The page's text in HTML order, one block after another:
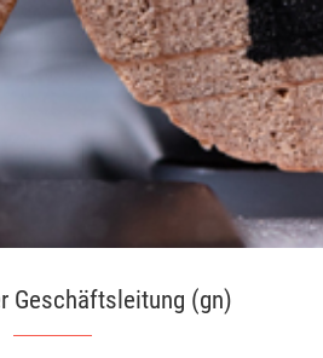
Geschäftsleitung (gn)